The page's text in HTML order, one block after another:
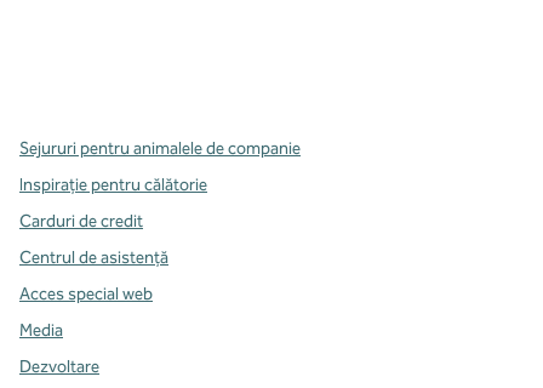
Sejururi pentru animalele de companie
Inspirație pentru călătorie
Carduri de credit
Centrul de asistență
Acces special web
Media
Dezvoltare